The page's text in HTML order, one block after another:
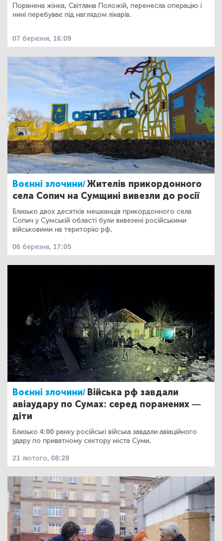
Поранена жінка, Світлана Положій, перенесла операцію і
нині перебуває під наглядом лікарів.
07 березня, 16:09
Воєнні злочини/Жителів прикордонного
села Сопич на Сумщині вивезли до росії
Близько двох десятків мешканців прикордонного села
Сопич у Сумській області були вивезені російськими
військовими на територію рф.
06 березня, 17:05
Воєнні злочини/ Війська рф завдали
авіаудару по Сумах: серед поранених —
діти
Близько 4:00 ранку російські війська завдали авіаційного
удару по приватному сектору міста Суми.
21 лютого, 08:28